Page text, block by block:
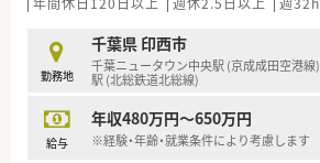
■面接後に配属先は決定します（ご自宅
≪働きやすい環境≫
■平均残業時間10時間程度とメリハリ
す。
勤務地
千葉県 印西市
千葉ニュータウン中央駅 (京成成田空港
駅 (北総鉄道北総線)
給与
年収480万円～650万円
※経験・年齢・就業条件により考慮します